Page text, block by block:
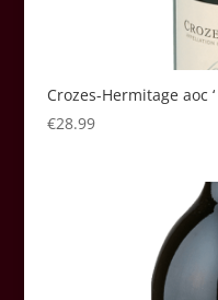
Crozes-Hermitage aoc ‘
€28.99